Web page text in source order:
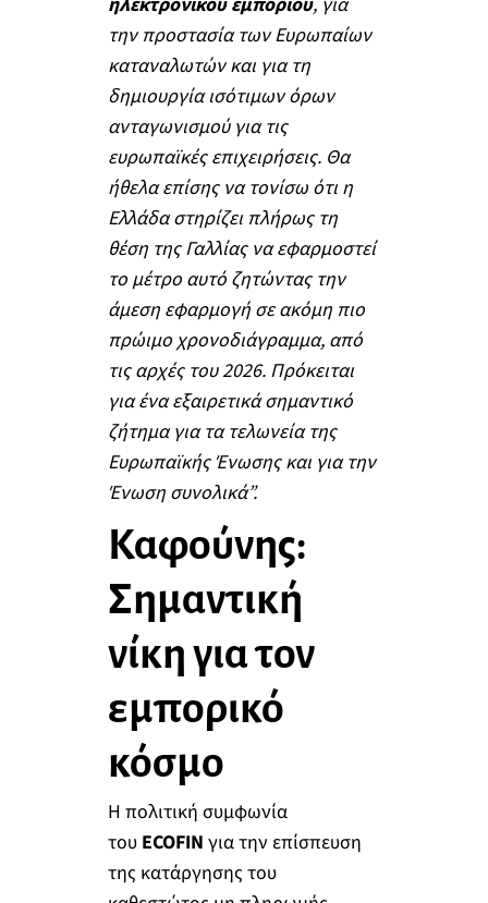
την προστασία των Ευρωπαίων
καταναλωτών και για τη
δημιουργία ισότιμων όρων
ανταγωνισμού για τις
ευρωπαϊκές επιχειρήσεις. Θα
ήθελα επίσης να τονίσω ότι η
Ελλάδα στηρίζει πλήρως τη
θέση της Γαλλίας να εφαρμοστεί
το μέτρο αυτό ζητώντας την
άμεση εφαρμογή σε ακόμη πιο
πρώιμο χρονοδιάγραμμα, από
τις αρχές του 2026. Πρόκειται
για ένα εξαιρετικά σημαντικό
ζήτημα για τα τελωνεία της
Ευρωπαϊκής Ένωσης και για την
Ένωση συνολικά”.
Καφούνης:
Σημαντική
νίκη για τον
εμπορικό
κόσμο
Η πολιτική συμφωνία
του ECOFIN για την επίσπευση
της κατάργησης του